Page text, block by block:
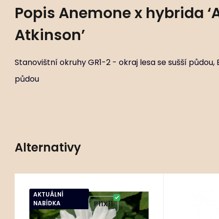
Popis Anemone x hybrida
Atkinson’
Stanovištní okruhy GR1-2 - okraj lesa se sušší
půdou
Alternativy
AKTUÁLNÍ
NABÍDKA
Anemone japonica
‘Whirlwind’
ART00056
80 ks
P11X11
Stanovištní okruhy B1-2 záhony se